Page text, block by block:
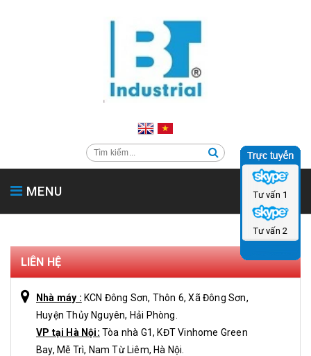
MENU
SẢN PHẨM PHỤ TRỢ
HỖ TRỢ & TIN TỨC
LIÊN HỆ CATALOG
LIÊN HỆ
Nhà máy : KCN Đông Sơn, Thôn 6, Xã Đông Sơn,
Huyện Thủy Nguyên, Hải Phòng.
VP tại Hà Nội: Tòa nhà G1, KĐT Vinhome Green
Bay, Mễ Trì, Nam Từ Liêm, Hà Nội.
Tư vấn 1
Tư vấn 2